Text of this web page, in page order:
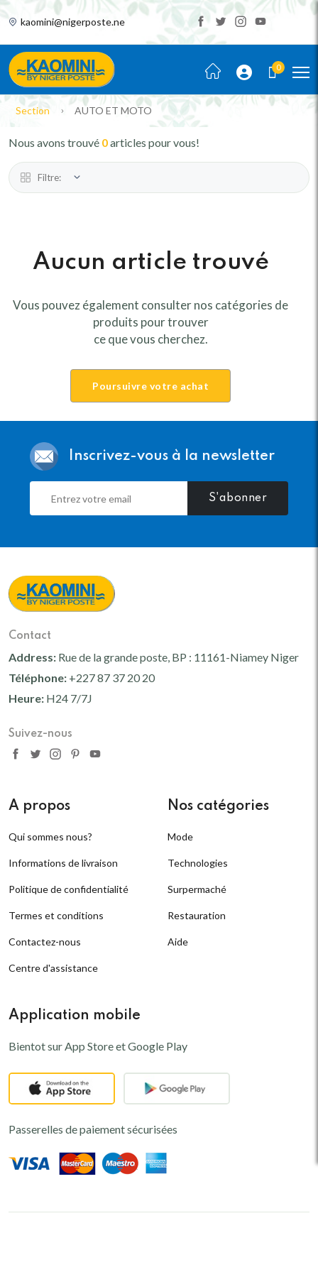
kaomini@nigerposte.ne
0
Section AUTO ET MOTO
Nous avons trouvé 0articles pour vous!
Filtre:
Aucun article trouvé
Vous pouvez également consulter nos catégories de
produits pour trouver
ce que vous cherchez.
Poursuivre votre achat
Inscrivez-vous à la newsletter
S'abonner
Contact
Address: Rue de la grande poste, BP : 11161-Niamey Niger
Téléphone: +227 87 37 20 20
Heure: H24 7/7J
Suivez-nous
A propos
Qui sommes nous?
Informations de livraison
Politique de confidentialité
Termes et conditions
Contactez-nous
Centre d'assistance
Nos catégories
Mode
Technologies
Surpermaché
Restauration
Aide
Application mobile
Bientot sur App Store et Google Play
Passerelles de paiement sécurisées